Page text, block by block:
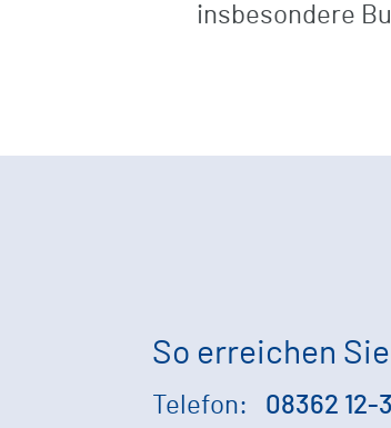
insbesondere
So erreichen
Telefon:
08362 12-